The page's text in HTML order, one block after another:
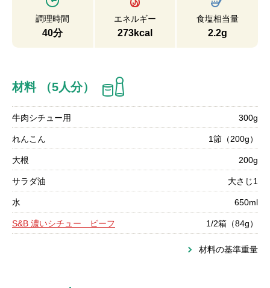
調理時間
40分
エネルギー
273kcal
食塩相当量
2.2g
材料 （5人分）
牛肉シチュー用 300g
れんこん 1節（200g）
大根 200g
サラダ油 大さじ1
水 650ml
S&B 濃いシチュー ビーフ 1/2箱（84g）
材料の基準重量